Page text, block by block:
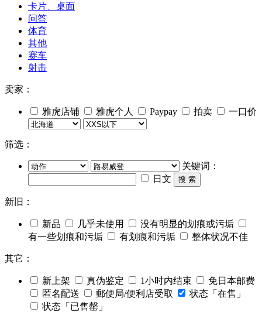
卡片、桌面
问答
体育
其他
赛车
射击
卖家：
雅虎店铺 雅虎个人 Paypay 拍卖 一口价
筛选：
关键词：
日文
搜 索
新旧：
新品 几乎未使用
没有明显的划痕或污垢
有一些划痕和污垢
有划痕和污垢 整体状况不佳
其它：
新上架 真伪鉴定 1小时内结束
免日本邮费
匿名配送
郵便局/便利店受取
状态「在售」
状态「已售罄」